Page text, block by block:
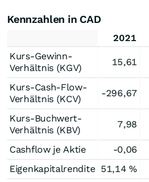
Kennzahlen in CAD
2021
Kurs-Gewinn-
Verhältnis (KGV)
15,61
Kurs-Cash-Flow-
Verhältnis (KCV)
-296,67
Kurs-Buchwert-
Verhältnis (KBV)
7,98
Cashflow je Aktie -0,06
Eigenkapitalrendite 51,14 %